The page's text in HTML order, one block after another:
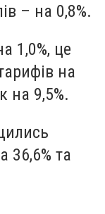
– на 0,8%.
1,0%, це
на
на 9,5%.
36,6% та